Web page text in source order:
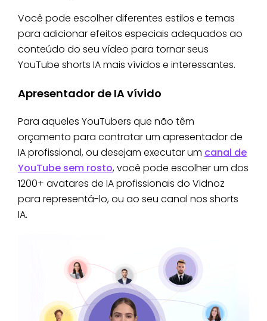
Você pode escolher diferentes estilos e temas
para adicionar efeitos especiais adequados ao
conteúdo do seu vídeo para tornar seus
YouTube shorts IA mais vívidos e interessantes.
Apresentador de IA vívido
Para aqueles YouTubers que não têm
orçamento para contratar um apresentador de
IA profissional, ou desejam executar um canal de
YouTube sem rosto, você pode escolher um dos
1200+ avatares de IA profissionais do Vidnoz
para representá-lo, ou ao seu canal nos shorts
IA.